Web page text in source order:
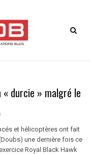
« durcie » malgré le
et hélicoptères ont fait
une dernière fois ce
Royal Black Hawk